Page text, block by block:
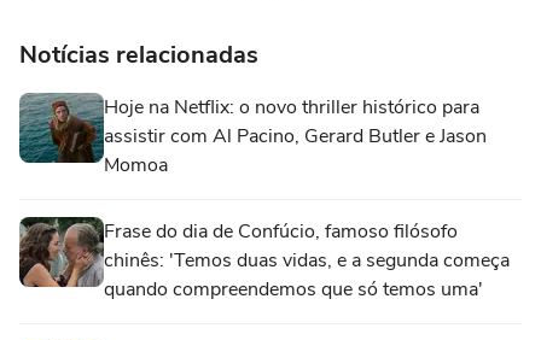
Notícias relacionadas
Hoje na Netflix: o novo thriller histórico para
assistir com Al Pacino, Gerard Butler e Jason
Momoa
Frase do dia de Confúcio, famoso filósofo
chinês: 'Temos duas vidas, e a segunda começa
quando compreendemos que só temos uma'